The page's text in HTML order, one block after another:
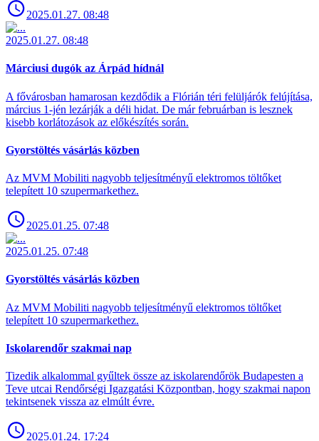
2025.01.27. 08:48
2025.01.27. 08:48
Márciusi dugók az Árpád hídnál
A fővárosban hamarosan kezdődik a Flórián téri felüljárók felújítása,
március 1-jén lezárják a déli hidat. De már februárban is lesznek
kisebb korlátozások az előkészítés során.
Gyorstöltés vásárlás közben
Az MVM Mobiliti nagyobb teljesítményű elektromos töltőket
telepített 10 szupermarkethez.
2025.01.25. 07:48
2025.01.25. 07:48
Gyorstöltés vásárlás közben
Az MVM Mobiliti nagyobb teljesítményű elektromos töltőket
telepített 10 szupermarkethez.
Iskolarendőr szakmai nap
Tizedik alkalommal gyűltek össze az iskolarendőrök Budapesten a
Teve utcai Rendőrségi Igazgatási Központban, hogy szakmai napon
tekintsenek vissza az elmúlt évre.
2025.01.24. 17:24